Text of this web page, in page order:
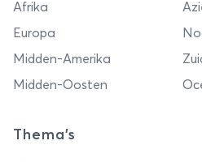
Afrika
Europa
Midden-Amerika
Midden-Oosten
Thema's